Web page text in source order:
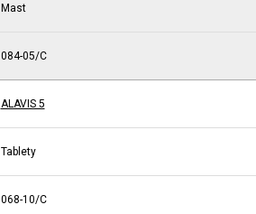
Mast
084-05/C
ALAVIS 5
Tablety
068-10/C